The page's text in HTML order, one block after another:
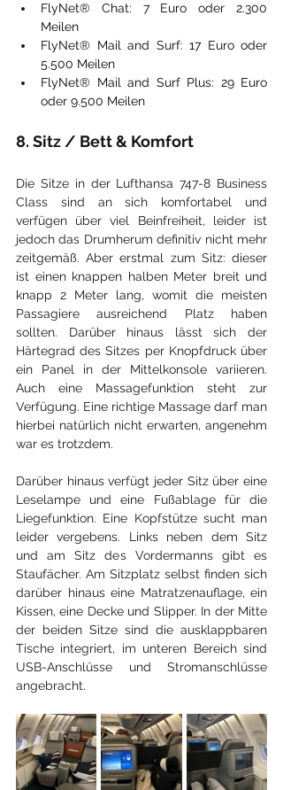
FlyNet® Chat: 7 Euro oder 2.300
Meilen
FlyNet® Mail and Surf: 17 Euro oder
5.500 Meilen
FlyNet® Mail and Surf Plus: 29 Euro
oder 9.500 Meilen
8. Sitz / Bett & Komfort
Die Sitze in der Lufthansa 747-8 Business
Class sind an sich komfortabel und
verfügen über viel Beinfreiheit, leider ist
jedoch das Drumherum definitiv nicht mehr
zeitgemäß. Aber erstmal zum Sitz: dieser
ist einen knappen halben Meter breit und
knapp 2 Meter lang, womit die meisten
Passagiere ausreichend Platz haben
sollten. Darüber hinaus lässt sich der
Härtegrad des Sitzes per Knopfdruck über
ein Panel in der Mittelkonsole variieren.
Auch eine Massagefunktion steht zur
Verfügung. Eine richtige Massage darf man
hierbei natürlich nicht erwarten, angenehm
war es trotzdem.
Darüber hinaus verfügt jeder Sitz über eine
Leselampe und eine Fußablage für die
Liegefunktion. Eine Kopfstütze sucht man
leider vergebens. Links neben dem Sitz
und am Sitz des Vordermanns gibt es
Staufächer. Am Sitzplatz selbst finden sich
darüber hinaus eine Matratzenauflage, ein
Kissen, eine Decke und Slipper. In der Mitte
der beiden Sitze sind die ausklappbaren
Tische integriert, im unteren Bereich sind
USB-Anschlüsse und Stromanschlüsse
angebracht.